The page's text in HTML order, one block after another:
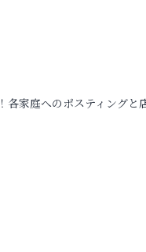
各家庭へのポスティングと